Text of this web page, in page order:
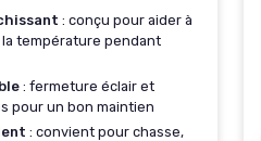
: conçu pour aider à
température pendant
: fermeture éclair et
pour un bon maintien
: convient pour chasse,